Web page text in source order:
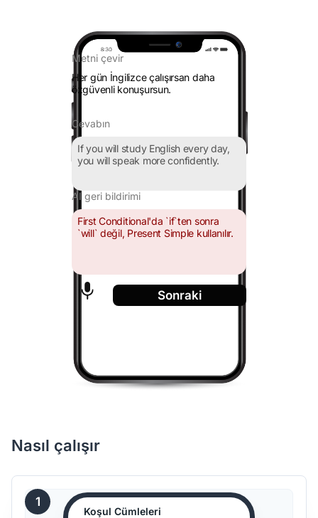
Metni çevir
Her gün İngilizce çalışırsan daha
özgüvenli konuşursun.
Cevabın
If you will study English every day,
you will speak more confidently.
AI geri bildirimi
First Conditional'da `if`ten sonra
`will` değil, Present Simple kullanılır.
Sonraki
Nasıl çalışır
1
Koşul Cümleleri